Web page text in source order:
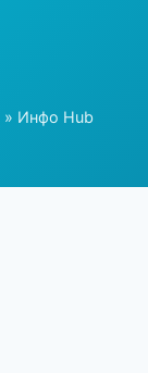
» Инфо Hub